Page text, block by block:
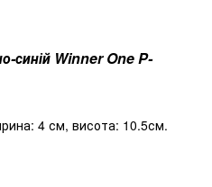
синій Winner One P-
4 см, висота: 10.5см.